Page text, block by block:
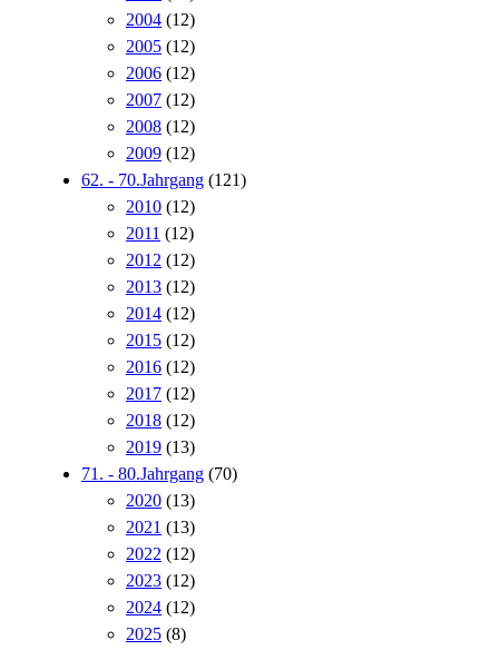
2004 (12)
2005 (12)
2006 (12)
2007 (12)
2008 (12)
2009 (12)
62. - 70.Jahrgang (121)
2010 (12)
2011 (12)
2012 (12)
2013 (12)
2014 (12)
2015 (12)
2016 (12)
2017 (12)
2018 (12)
2019 (13)
71. - 80.Jahrgang (70)
2020 (13)
2021 (13)
2022 (12)
2023 (12)
2024 (12)
2025 (8)